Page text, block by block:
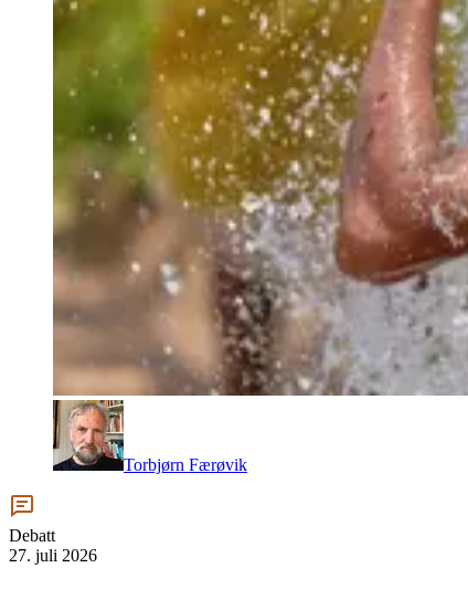
Torbjørn Færøvik
Debatt
27. juli 2026